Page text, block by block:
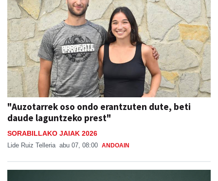
"Auzotarrek oso ondo erantzuten dute, beti
daude laguntzeko prest"
SORABILLAKO JAIAK 2026
Lide Ruiz Telleria abu 07, 08:00 ANDOAIN